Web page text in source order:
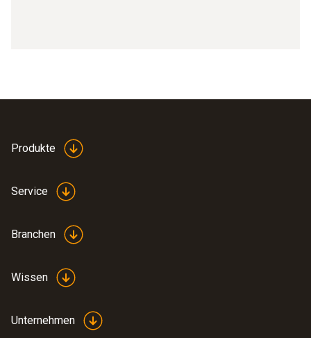
Produkte
Service
Branchen
Wissen
Unternehmen